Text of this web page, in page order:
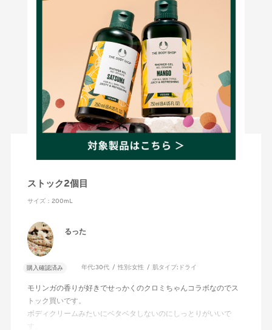
絞り込み 表示：新しい順
2026.7.7
ストック2個目
サイズ：200mL
るった
購入確認済み 年代:30代 性別:女性 肌タイプ: ドライ
モリンガの香りが好きでせっかくのクロミちゃんコラボなのでス
トック買いです。
ボディクリームみたいにベタベタしないのにしっとりがいいで